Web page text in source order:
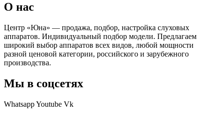
О нас
Центр «Юна» — продажа, подбор, настройка слуховых
аппаратов. Индивидуальный подбор модели. Предлагаем
широкий выбор аппаратов всех видов, любой мощности
разной ценовой категории, российского и зарубежного
производства.
Мы в соцсетях
WhatsappYoutube Vk